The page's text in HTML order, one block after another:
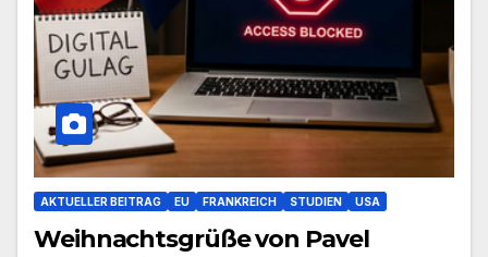
AKTUELLER BEITRAG EU FRANKREICH STUDIEN USA
Weihnachtsgrüße von Pavel